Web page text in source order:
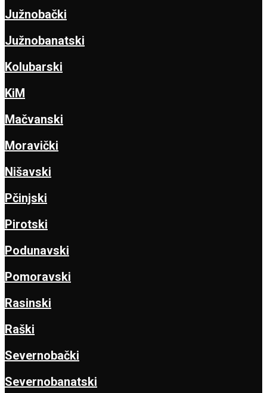
Južnobački
Južnobanatski
Kolubarski
KiM
Mačvanski
Moravički
Nišavski
Pčinjski
Pirotski
Podunavski
Pomoravski
Rasinski
Raški
Severnobački
Severnobanatski